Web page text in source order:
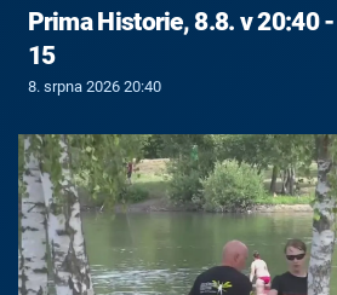
Prima Historie, 8.8. v 20:40
15
8. srpna 2026 20:40